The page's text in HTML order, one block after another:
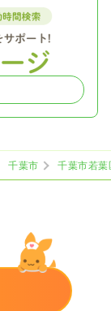
千葉市
千葉市若葉